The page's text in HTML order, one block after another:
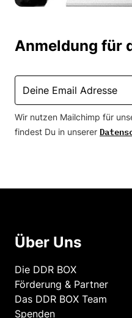
Anmeldung für
Wir nutzen Mailchimp für
findest Du in unserer
Über Uns
Die DDR BOX
Förderung & Partner
Das DDR BOX Team
Spenden